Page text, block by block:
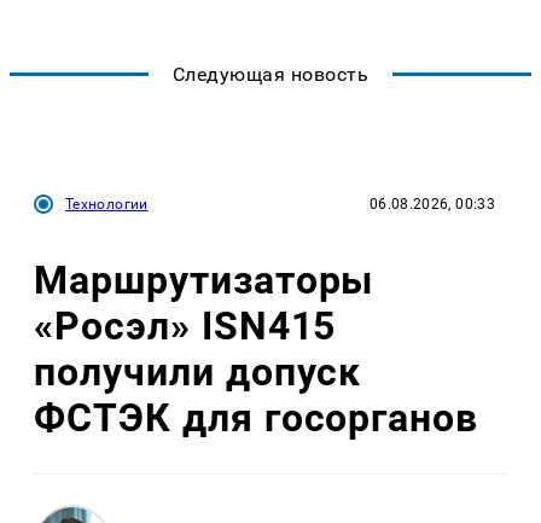
Следующая новость
Технологии 06.08.2026, 00:33
Маршрутизаторы
«Росэл» ISN415
получили допуск
ФСТЭК для госорганов